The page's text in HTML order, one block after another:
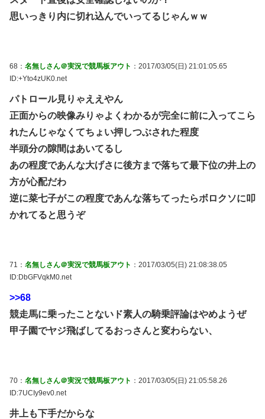
思いっきり内に切れ込んでいってるじゃんｗｗ
68： 名無しさん＠実況で競馬板アウト ：2017/03/05(日) 21:01:05.65
ID:+Yto4zUK0.net
パトロール見りゃええやん
正面からの映像みりゃよくわかるが完全に前に入ってこら
れたんじゃなくてちょい押しつぶされた程度
半頭分の隙間はあいてるし
あの程度であんな大げさに後方まで落ちて最下位の井上の
方が心配だわ
逆に菜七子がこの程度であんな落ちてったらボロクソに叩
かれてると思うぞ
71： 名無しさん＠実況で競馬板アウト ：2017/03/05(日) 21:08:38.05
ID:DbGFVqkM0.net
>>68
競走馬に乗ったことないド素人の騎乗評論はやめようぜ
甲子園でヤジ飛ばしてるおっさんと変わらない、
70： 名無しさん＠実況で競馬板アウト ：2017/03/05(日) 21:05:58.26
ID:7UCIy9ev0.net
井上も下手だからな